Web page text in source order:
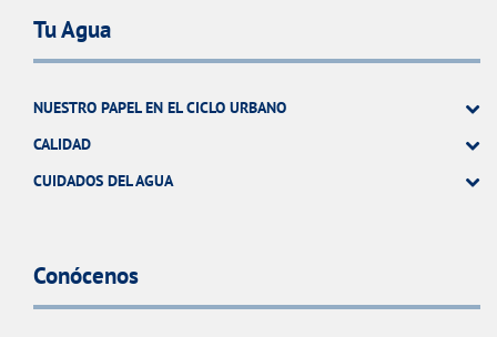
Tu Agua
NUESTRO PAPEL EN EL CICLO URBANO
CALIDAD
CUIDADOS DEL AGUA
Conócenos